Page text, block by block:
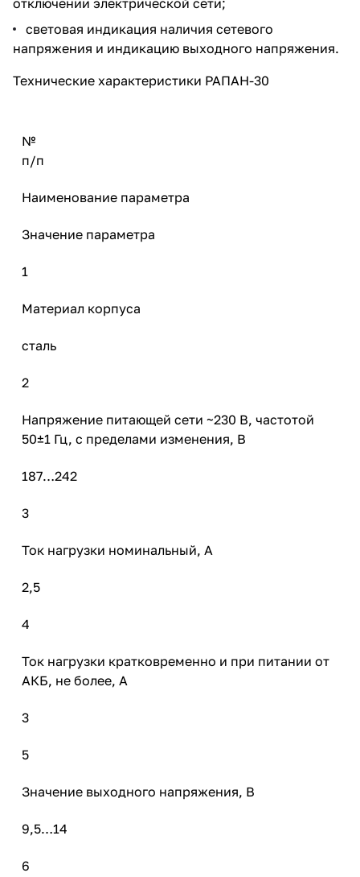
световая индикация наличия сетевого
напряжения и индикацию выходного напряжения.
Технические характеристики РАПАН-30
№
п/п
Наименование параметра
Значение параметра
1
Материал корпуса
сталь
2
Напряжение питающей сети ~230 В, частотой
50±1 Гц, с пределами изменения, В
187…242
3
Ток нагрузки номинальный, А
2,5
4
Ток нагрузки кратковременно и при питании от
АКБ, не более, А
3
5
Значение выходного напряжения, В
9,5…14
6